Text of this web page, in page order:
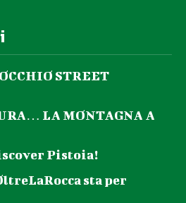
STREET
LA MONTAGNA A
Pistoia!
sta per